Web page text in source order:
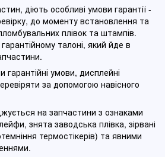
діють особливі умови гарантії -
до моменту встановлення та
плівок та штампів.
талоні, який йде в
умови, дисплейні
за допомогою навісного
на запчастини з ознаками
знята заводська плівка, зірвані
термостікерів) та явними